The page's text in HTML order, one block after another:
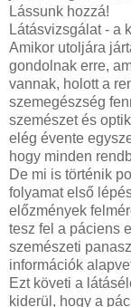
Lássunk hozzá!
Látásvizsgálat - a
Amikor utoljára
gondolnak erre,
vannak, holott a
szemegészség
szemészet és
elég évente
hogy minden
De mi is történik
folyamat első
előzmények
tesz fel a páciens
szemészeti
információk
Ezt követi a
kiderül, hogy a